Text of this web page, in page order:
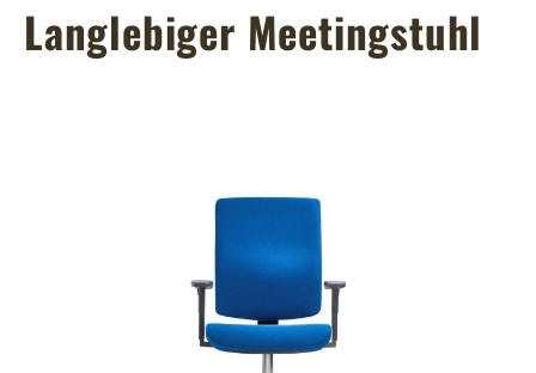
Langlebiger Meetingstuhl
Bildergalerie überspringen